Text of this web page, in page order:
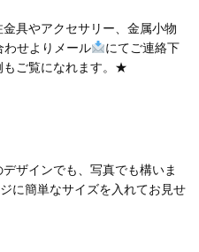
具やアクセサリー、金属小物
わせよりメール
にてご連絡下
もご覧になれます。★
ザインでも、写真でも構いま
に簡単なサイズを入れてお見せ